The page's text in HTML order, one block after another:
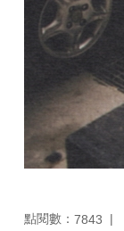
點閱數： 7843